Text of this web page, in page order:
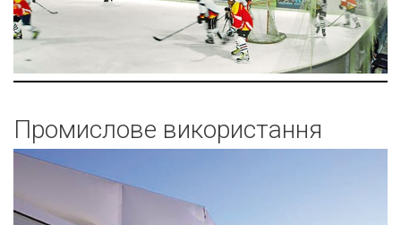
Промислове використання